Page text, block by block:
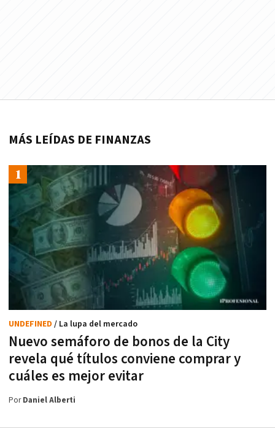
MÁS LEÍDAS DE FINANZAS
Nuevo semáforo de bonos de la City
revela qué títulos conviene comprar y
cuáles es mejor evitar
UNDEFINED / La lupa del mercado
PorDaniel Alberti